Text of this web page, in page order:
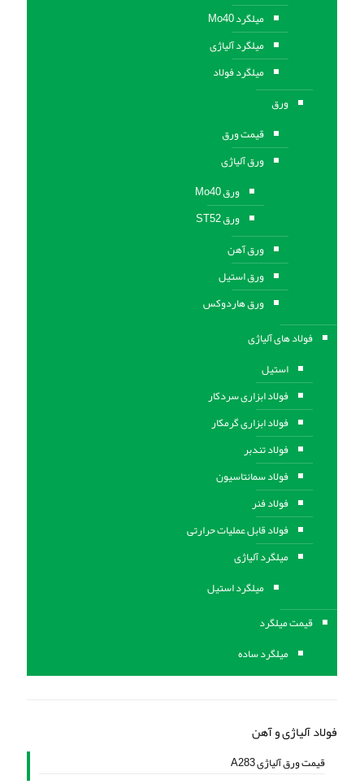
میلگرد Mo40
میلگرد آلیاژی
میلگرد فولاد
ورق
قیمت ورق
ورق آلیاژی
ورق Mo40
ورق ST52
ورق آهن
ورق استيل
ورق هاردوکس
فولاد های آلیاژی
استیل
فولاد ابزاری سردکار
فولاد ابزاری گرمکار
فولاد تندبر
فولاد سمانتاسیون
فولاد فنر
فولاد قابل عملیات حرارتی
ميلگرد آلیاژی
میلگرد استیل
قیمت میلگرد
میلگرد ساده
فولاد آلیاژی و آهن
قیمت ورق آلیاژی A283